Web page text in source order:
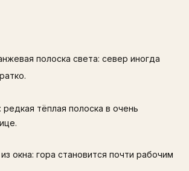
полоска света: север иногда
редкая тёплая полоска в очень
окна: гора становится почти рабочим